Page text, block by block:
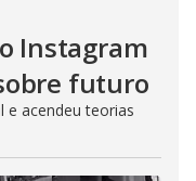
Instagram
futuro
e acendeu teorias